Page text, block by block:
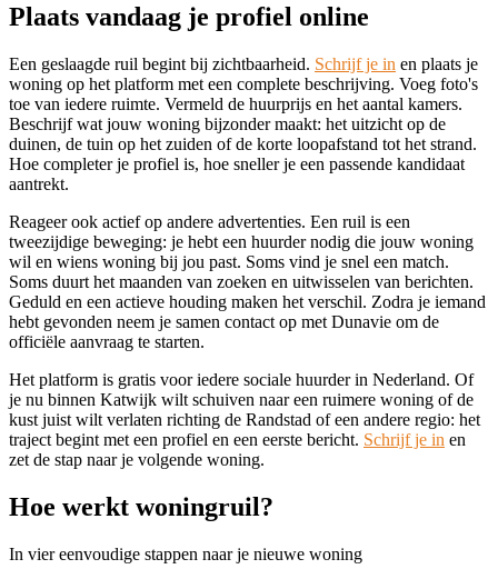
Plaats vandaag je profiel online
Een geslaagde ruil begint bij zichtbaarheid. Schrijf je in en plaats je
woning op het platform met een complete beschrijving. Voeg foto's
toe van iedere ruimte. Vermeld de huurprijs en het aantal kamers.
Beschrijf wat jouw woning bijzonder maakt: het uitzicht op de
duinen, de tuin op het zuiden of de korte loopafstand tot het strand.
Hoe completer je profiel is, hoe sneller je een passende kandidaat
aantrekt.
Reageer ook actief op andere advertenties. Een ruil is een
tweezijdige beweging: je hebt een huurder nodig die jouw woning
wil en wiens woning bij jou past. Soms vind je snel een match.
Soms duurt het maanden van zoeken en uitwisselen van berichten.
Geduld en een actieve houding maken het verschil. Zodra je iemand
hebt gevonden neem je samen contact op met Dunavie om de
officiële aanvraag te starten.
Het platform is gratis voor iedere sociale huurder in Nederland. Of
je nu binnen Katwijk wilt schuiven naar een ruimere woning of de
kust juist wilt verlaten richting de Randstad of een andere regio: het
traject begint met een profiel en een eerste bericht. Schrijf je in en
zet de stap naar je volgende woning.
Hoe werkt woningruil?
In vier eenvoudige stappen naar je nieuwe woning